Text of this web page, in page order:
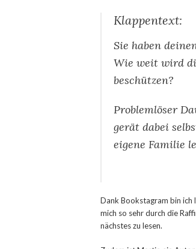
Klappentext:
Sie haben
Wie weit wird
beschützen?
Problemlöser
gerät dabei
eigene Familie
Dank Bookstagram bin ich
mich so sehr durch die
nächstes zu lesen.